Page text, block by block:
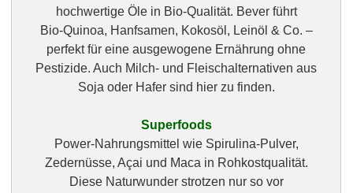
hochwertige Öle in Bio‑Qualität. Bever führt
Bio‑Quinoa, Hanfsamen, Kokosöl, Leinöl & Co. –
perfekt für eine ausgewogene Ernährung ohne
Pestizide. Auch Milch‑ und Fleischalternativen aus
Soja oder Hafer sind hier zu finden.
Superfoods
Power‑Nahrungsmittel wie Spirulina‑Pulver,
Zedernüsse, Açai und Maca in Rohkostqualität.
Diese Naturwunder strotzen nur so vor